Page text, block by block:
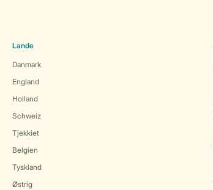
Lande
Danmark
England
Holland
Schweiz
Tjekkiet
Belgien
Tyskland
Østrig